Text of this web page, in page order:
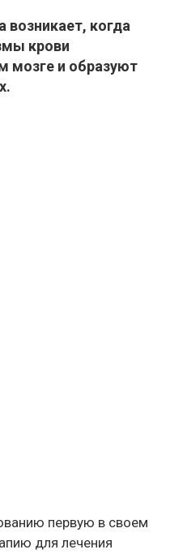
когда
крови
мозге и образуют
первую в своем
для лечения